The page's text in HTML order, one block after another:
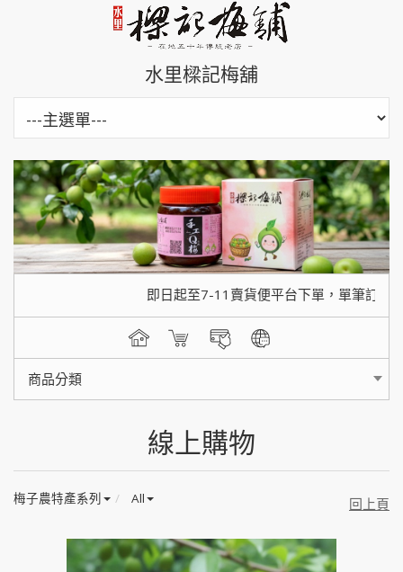
水里樑記梅舖
即日起至7-11賣貨便平台下單，單筆訂購滿$450即
商品分類
線上購物
梅子農特產系列 All 回上頁